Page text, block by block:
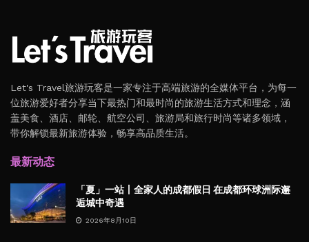
Let's Travel旅游玩客是一家专注于高端旅游的全媒体平台，为每一
位旅游爱好者分享当下最热门和最时尚的旅游生活方式和理念，涵
盖美食、酒店、邮轮、航空公司、旅游局和旅行时尚等诸多领域，
带你解锁最新旅游体验，畅享高品质生活。
最新动态
「夏」一站丨全家人的成都假日 在成都环球洲际邂
逅城中奇遇
2026年8月10日